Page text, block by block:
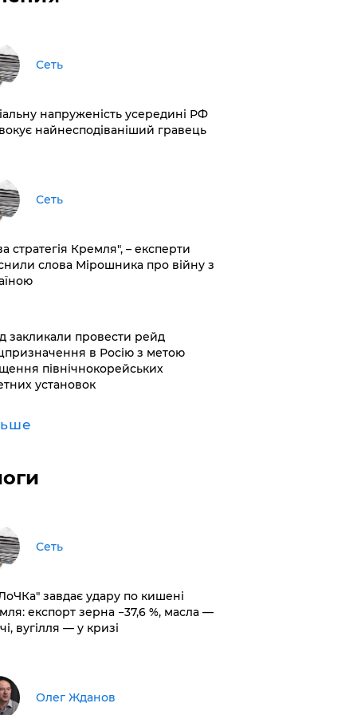
Сеть
напруженість усередині РФ
найнесподіваніший гравець
Сеть
стратегія Кремля", – експерти
слова Мірошника про війну з
закликали провести рейд
в Росію з метою
північнокорейських
установок
Сеть
завдає удару по кишені
експорт зерна −37,6 %, масла —
вугілля — у кризі
Олег Жданов